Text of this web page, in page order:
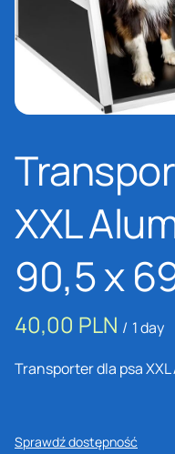
XXL
90,5 x
/
Transporter dla psa